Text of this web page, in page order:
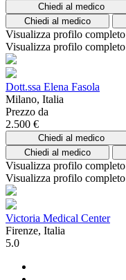
Chiedi al medico
Chiedi al medico
Visualizza profilo completo
Visualizza profilo completo
Dott.ssa Elena Fasola
Milano, Italia
Prezzo da
2.500 €
Chiedi al medico
Chiedi al medico
Visualizza profilo completo
Visualizza profilo completo
Victoria Medical Center
Firenze, Italia
5.0